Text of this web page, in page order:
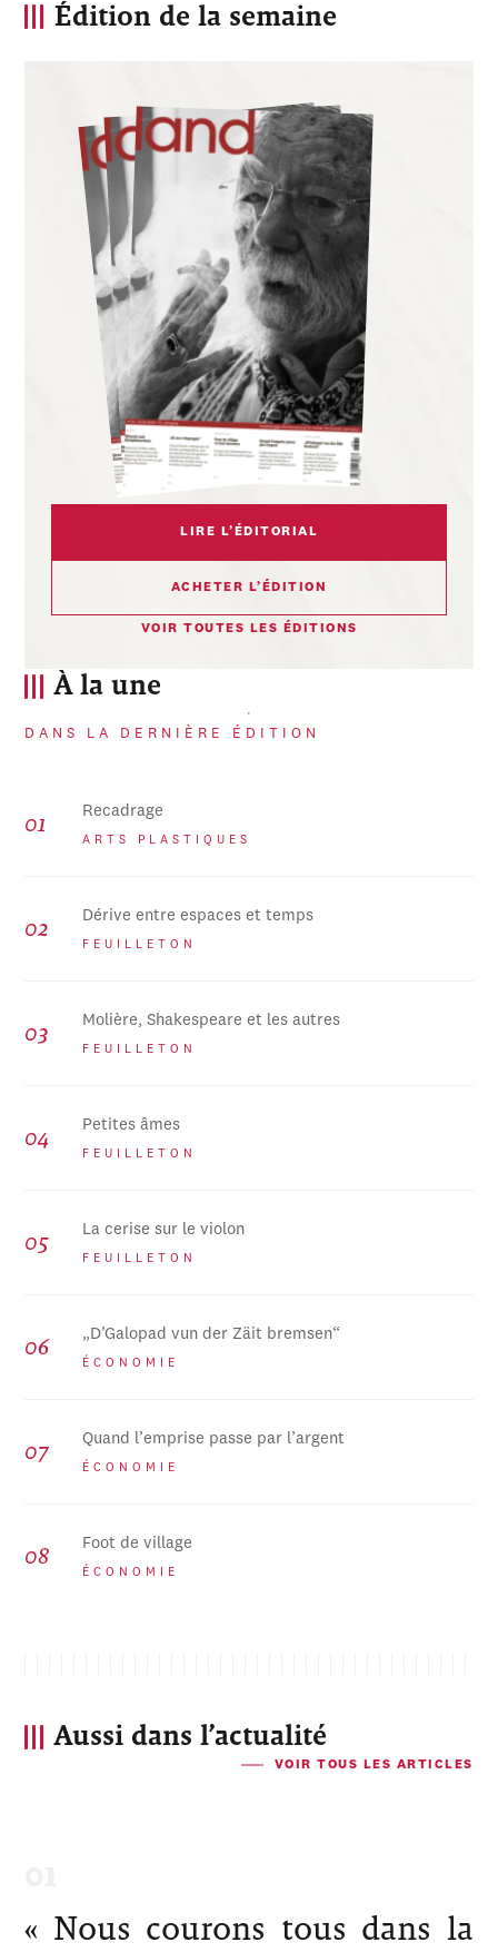
À la une
DANS LA DERNIÈRE ÉDITION
Recadrage
ARTS PLASTIQUES
Dérive entre espaces et temps
FEUILLETON
Molière, Shakespeare et les autres
FEUILLETON
Petites âmes
FEUILLETON
La cerise sur le violon
FEUILLETON
„D’Galopad vun der Zäit bremsen“
ÉCONOMIE
Quand l’emprise passe par l’argent
ÉCONOMIE
Foot de village
ÉCONOMIE
Édition de la semaine
LIRE L’ÉDITORIAL
ACHETER L’ÉDITION
VOIR TOUTES LES ÉDITIONS
Aussi dans l’actualité
VOIR TOUS LES ARTICLES
« Nous courons tous dans la